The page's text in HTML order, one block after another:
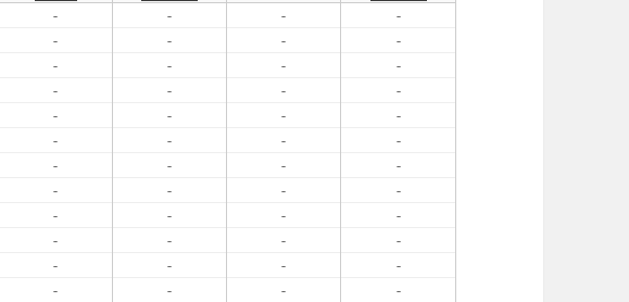
- - -
-
- - -
-
- - -
-
- - -
-
- - -
-
- - -
-
- - -
-
- - -
-
- - -
-
- - -
-
- - -
-
- - -
-